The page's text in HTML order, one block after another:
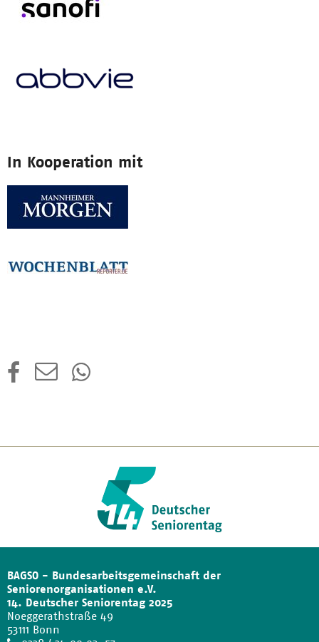
In Kooperation mit
BAGSO - Bundesarbeitsgemeinschaft der
Seniorenorganisationen e.V.
14. Deutscher Seniorentag 2025
Noeggerathstraße 49
53111 Bonn